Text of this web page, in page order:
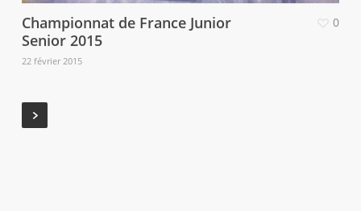
Championnat de France Junior
Senior 2015
22 février 2015
0